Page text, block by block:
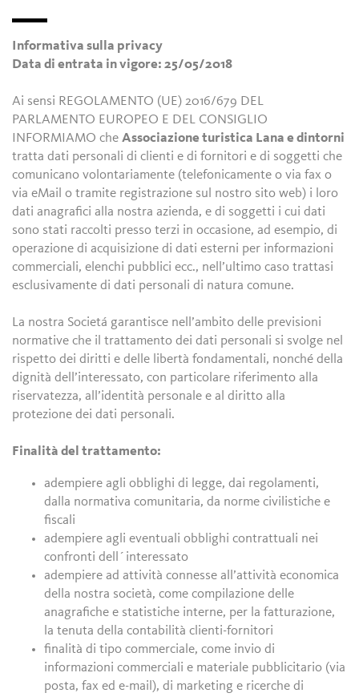
Informativa sulla privacy
Data di entrata in vigore: 25/05/2018
Ai sensi REGOLAMENTO (UE) 2016/679 DEL
PARLAMENTO EUROPEO E DEL CONSIGLIO
INFORMIAMO cheAssociazione turistica Lana e dintorni
tratta dati personali di clienti e di fornitori e di soggetti che
comunicano volontariamente (telefonicamente o via fax o
via eMail o tramite registrazione sul nostro sito web) i loro
dati anagrafici alla nostra azienda, e di soggetti i cui dati
sono stati raccolti presso terzi in occasione, ad esempio, di
operazione di acquisizione di dati esterni per informazioni
commerciali, elenchi pubblici ecc., nell’ultimo caso trattasi
esclusivamente di dati personali di natura comune.
La nostra Societá garantisce nell’ambito delle previsioni
normative che il trattamento dei dati personali si svolge nel
rispetto dei diritti e delle libertà fondamentali, nonché della
dignità dell’interessato, con particolare riferimento alla
riservatezza, all’identità personale e al diritto alla
protezione dei dati personali.
Finalità del trattamento:
adempiere agli obblighi di legge, dai regolamenti,
dalla normativa comunitaria, da norme civilistiche e
fiscali
adempiere agli eventuali obblighi contrattuali nei
confronti dell´interessato
adempiere ad attività connesse all’attività economica
della nostra società, come compilazione delle
anagrafiche e statistiche interne, per la fatturazione,
la tenuta della contabilità clienti-fornitori
finalità di tipo commerciale, come invio di
informazioni commerciali e materiale pubblicitario (via
posta, fax ed e-mail), di marketing e ricerche di